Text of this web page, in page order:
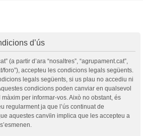
d’ús
(a partir d’ara “nosaltres”, “agrupament.cat”,
foro”), accepteu les condicions legals següents.
legals següents, si us plau no accediu ni
condicions poden canviar en qualsevol
per informar-vos. Això no obstant, és
regularment ja que l’ús continuat de
aquestes canvïin implica que les accepteu a